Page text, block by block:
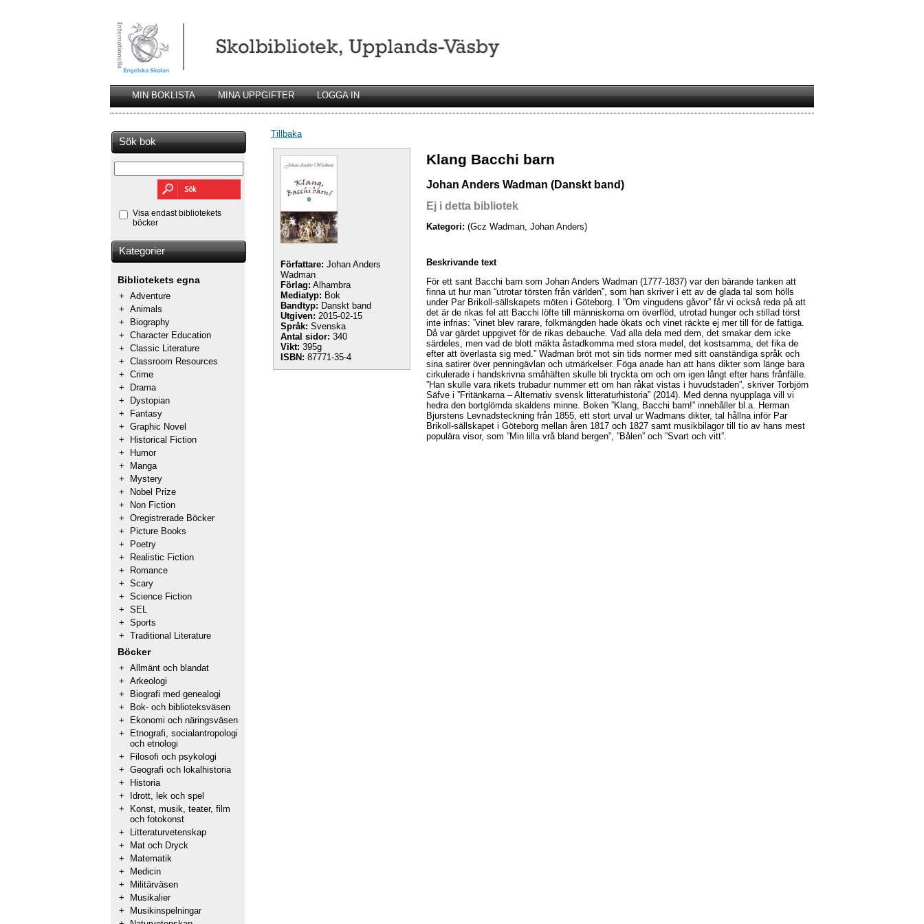
MIN BOKLISTA MINA UPPGIFTER LOGGA IN
Sök bok
Visa endast bibliotekets
böcker
Kategorier
Bibliotekets egna
+ Adventure
+ Animals
+
Biography
+ Character Education
+ Classic Literature
+ Classroom Resources
+ Crime
+
Drama
+
Dystopian
+
Fantasy
+ Graphic Novel
+
Historical Fiction
+
Humor
+
Manga
+
Mystery
+
Nobel Prize
+
Non Fiction
+ Oregistrerade Böcker
+
Picture Books
+
Poetry
+
Realistic Fiction
+
Romance
+ Scary
+ Science Fiction
+ SEL
+ Sports
+ Traditional Literature
Böcker
+ Allmänt och blandat
+ Arkeologi
+
Biografi med genealogi
+
Bok- och biblioteksväsen
+
Ekonomi och näringsväsen
+
Etnografi, socialantropologi
och etnologi
+
Filosofi och psykologi
+ Geografi och lokalhistoria
+
Historia
+
Idrott, lek och spel
+
Konst, musik, teater, film
och fotokonst
+
Litteraturvetenskap
+
Mat och Dryck
+
Matematik
+
Medicin
+
Militärväsen
+
Musikalier
+
Musikinspelningar
Tillbaka
Författare: Johan Anders
Wadman
Förlag: Alhambra
Mediatyp: Bok
Bandtyp: Danskt band
Utgiven: 2015-02-15
Språk: Svenska
Antal sidor: 340
Vikt: 395g
ISBN: 87771-35-4
Klang Bacchi barn
Johan Anders Wadman (Danskt band)
Ej i detta bibliotek
Kategori: (Gcz Wadman, Johan Anders)
Beskrivande text
För ett sant Bacchi barn som Johan Anders Wadman (1777-1837) var den bärande tanken att
finna ut hur man “utrotar törsten från världen”, som han skriver i ett av de glada tal som hölls
under Par Brikoll-sällskapets möten i Göteborg. I ”Om vingudens gåvor” får vi också reda på att
det är de rikas fel att Bacchi löfte till människorna om överflöd, utrotad hunger och stillad törst
inte infrias: ”vinet blev rarare, folkmängden hade ökats och vinet räckte ej mer till för de fattiga.
Då var gärdet uppgivet för de rikas debauche. Vad alla dela med dem, det smakar dem icke
särdeles, men vad de blott mäkta åstadkomma med stora medel, det kostsamma, det fika de
efter att överlasta sig med.” Wadman bröt mot sin tids normer med sitt oanständiga språk och
sina satirer över penningävlan och utmärkelser. Föga anade han att hans dikter som länge bara
cirkulerade i handskrivna småhäften skulle bli tryckta om och om igen långt efter hans frånfälle.
”Han skulle vara rikets trubadur nummer ett om han råkat vistas i huvudstaden”, skriver Torbjörn
Säfve i ”Fritänkarna – Alternativ svensk litteraturhistoria” (2014). Med denna nyupplaga vill vi
hedra den bortglömda skaldens minne. Boken ”Klang, Bacchi barn!” innehåller bl.a. Herman
Bjurstens Levnadsteckning från 1855, ett stort urval ur Wadmans dikter, tal hållna inför Par
Brikoll-sällskapet i Göteborg mellan åren 1817 och 1827 samt musikbilagor till tio av hans mest
populära visor, som ”Min lilla vrå bland bergen”, ”Bålen” och ”Svart och vitt”.